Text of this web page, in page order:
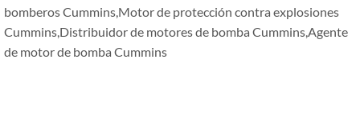
bomberos Cummins,Motor de protección contra explosiones
Cummins,Distribuidor de motores de bomba Cummins,Agente
de motor de bomba Cummins